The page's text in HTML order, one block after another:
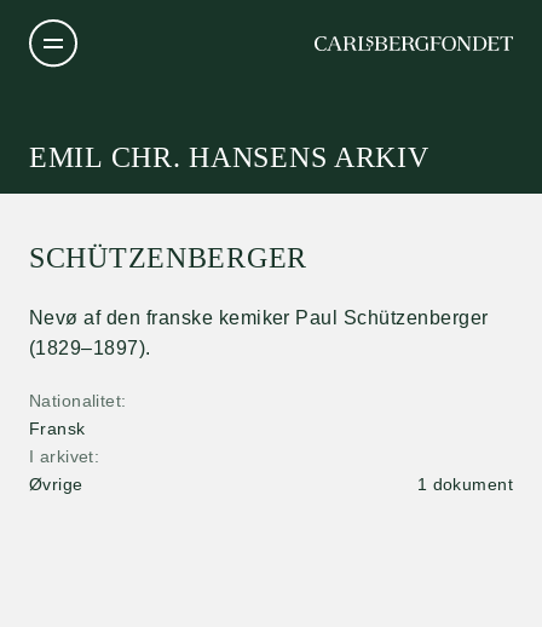
EMIL CHR. HANSENS ARKIV
Nationalitet
Fransk
I arkivet
Øvrige
1 dokument
SCHÜTZENBERGER
Nevø af den franske kemiker Paul Schützenberger
(1829–1897).